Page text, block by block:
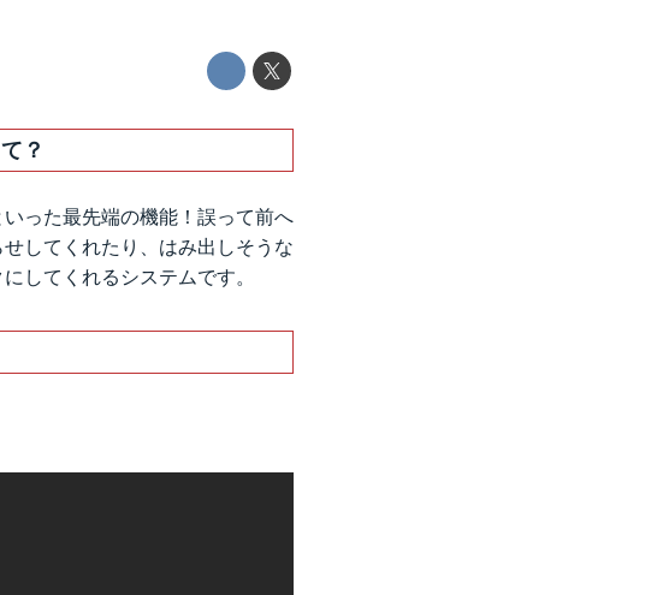
？
った最先端の機能！誤って前へ
してくれたり、はみ出しそうな
してくれるシステムです。